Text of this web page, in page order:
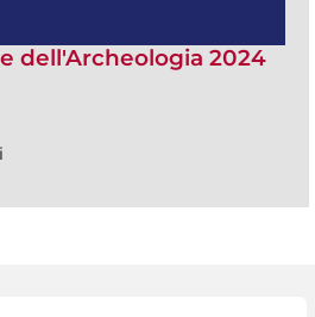
dell'Archeologia 2024